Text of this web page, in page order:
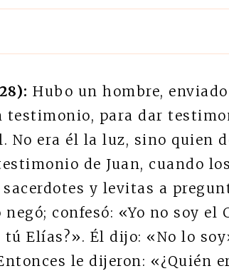
Hubo un hombre,
testimonio, para dar
No era él la luz, sino quien
de Juan, cuando
y levitas a
confesó: «Yo no soy el
Elías?». Él dijo: «No lo
le dijeron: «¿Quién